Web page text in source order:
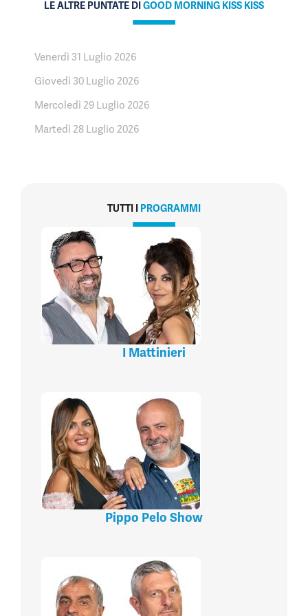
LE ALTRE PUNTATE DIGOOD MORNING KISS KISS
Venerdì 31 Luglio 2026
Giovedì 30 Luglio 2026
Mercoledì 29 Luglio 2026
Martedì 28 Luglio 2026
TUTTI I PROGRAMMI
I Mattinieri
Pippo Pelo Show